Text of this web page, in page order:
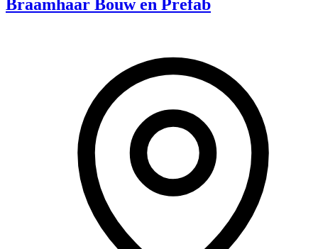
Braamhaar Bouw en Prefab